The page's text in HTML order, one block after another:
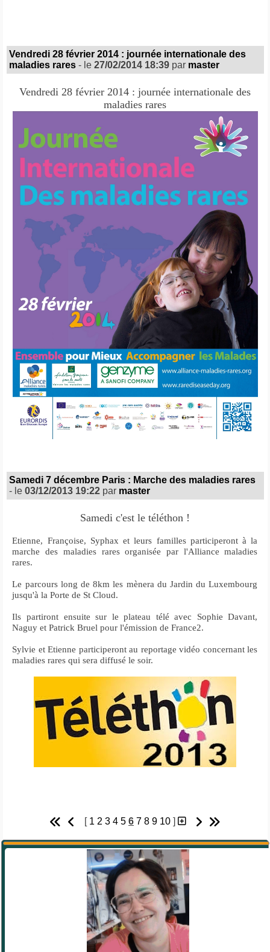
Vendredi 28 février 2014 : journée internationale des
maladies rares - le27/02/2014 18:39 par master
Vendredi 28 février 2014 : journée internationale des
maladies rares
Samedi 7 décembre Paris : Marche des maladies rares
- le03/12/2013 19:22 par master
Samedi c'est le téléthon !
Etienne, Françoise, Syphax et leurs familles participerontà la
marche des maladies rares organisée par l'Alliance maladies
rares.
Le parcours long de 8km les mènera du Jardin du Luxembourg
jusqu'à la Porte de St Cloud.
Ils partiront ensuite sur le plateau télé avec Sophie Davant,
Naguy et Patrick Bruel pour l'émission de France2.
Sylvie et Etienne participeront au reportage vidéo concernant les
maladies rares qui sera diffusé le soir.
[ 1 2 3 4 5 6 7 8 9 10 ]